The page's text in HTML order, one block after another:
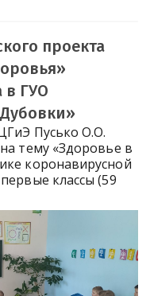
проекта
в ГУО
Пусько О.О.
тему «Здоровье в
коронавирусной
классы (59